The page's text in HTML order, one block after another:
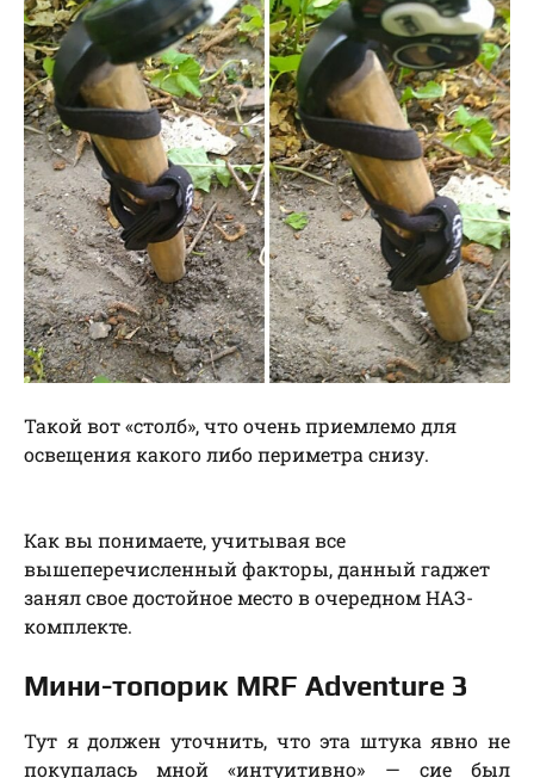
Такой вот «столб», что очень приемлемо для
освещения какого либо периметра снизу.
Как вы понимаете, учитывая все
вышеперечисленный факторы, данный гаджет
занял свое достойное место в очередном НАЗ-
комплекте.
Мини-топорик MRF Adventure 3
Тут я должен уточнить, что эта штука явно не
покупалась мной «интуитивно» — сие был